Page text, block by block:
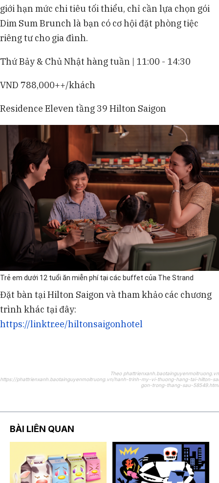
giới hạn mức chi tiêu tối thiểu, chỉ cần lựa chọn gói
Dim Sum Brunch là bạn có cơ hội đặt phòng tiệc
riêng tư cho gia đình.
Thứ Bảy & Chủ Nhật hàng tuần | 11:00 - 14:30
VND 788,000++/khách
Residence Eleven tầng 39 Hilton Saigon
Trẻ em dưới 12 tuổi ăn miễn phí tại các buffet của The Strand
Đặt bàn tại Hilton Saigon và tham khảo các chương
trình khác tại đây:
https://linktr.ee/hiltonsaigonhotel
Theo phattrienxanh.baotainguyenmoitruong.vn
https://phattrienxanh.baotainguyenmoitruong.vn/hanh-trinh-my-vi-thuong-hang-tai-hilton-sai
gon-trong-thang-sau-58549.html
BÀI LIÊN QUAN